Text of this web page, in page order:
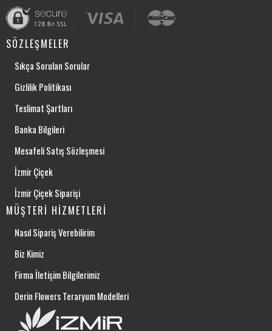
SÖZLEŞMELER
Sıkça Sorulan Sorular
Gizlilik Politikası
Teslimat Şartları
Banka Bilgileri
Mesafeli Satış Sözleşmesi
İzmir Çiçek
İzmir Çiçek Siparişi
MÜŞTERI HIZMETLERI
Nasıl Sipariş Verebilirim
Biz Kimiz
Firma İletişim Bilgilerimiz
Derin Flowers Teraryum Modelleri